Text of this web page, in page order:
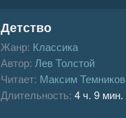
Детство
Жанр: Классика
Автор: Лев Толстой
Читает: Максим Темников
Длительность: 4 ч. 9 мин.